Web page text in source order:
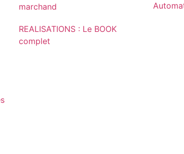
marchand
REALISATIONS : Le BOOK
complet